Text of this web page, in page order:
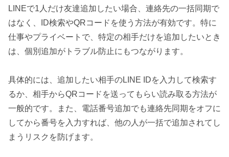
LINEで1人だけ友達追加したい場合、連絡先の一括同期で
はなく、ID検索やQRコードを使う方法が有効です。特に
仕事やプライベートで、特定の相手だけを追加したいとき
は、個別追加がトラブル防止にもつながります。
具体的には、追加したい相手のLINE IDを入力して検索す
るか、相手からQRコードを送ってもらい読み取る方法が
一般的です。また、電話番号追加でも連絡先同期をオフに
してから番号を入力すれば、他の人が一括で追加されてし
まうリスクを防げます。